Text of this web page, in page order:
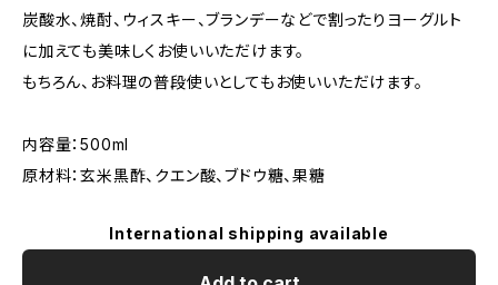
炭酸水、焼酎、ウィスキー、ブランデーなどで割ったりヨーグルト
に加えても美味しくお使いいただけます。
もちろん、お料理の普段使いとしてもお使いいただけます。
内容量：500ml
原材料：玄米黒酢、クエン酸、ブドウ糖、果糖
International shipping available